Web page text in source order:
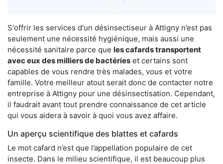
S'offrir les services d'un désinsectiseur à Attigny n’est pas
seulement une nécessité hygiénique, mais aussi une
nécessité sanitaire parce que les cafards transportent
avec eux des milliers de bactéries et certains sont
capables de vous rendre très malades, vous et votre
famille. Votre meilleur atout serait donc de contacter notre
entreprise à Attigny pour une désinsectisation. Cependant,
il faudrait avant tout prendre connaissance de cet article
qui vous aidera à savoir à quoi vous avez affaire.
Un aperçu scientifique des blattes et cafards
Le mot cafard n’est que l’appellation populaire de cet
insecte. Dans le milieu scientifique, il est beaucoup plus